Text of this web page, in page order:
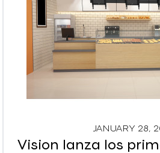
JANUARY 28,
Vision lanza los